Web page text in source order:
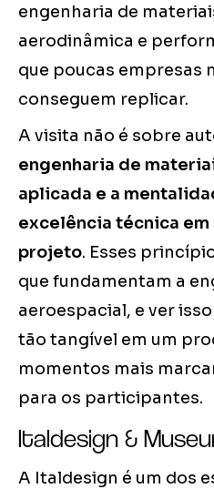
engenharia de
aerodinâmica e
que poucas empresas
conseguem replicar.
A visita não é sobre
engenharia de
aplicada e a
excelência técnica
projeto. Esses
que fundamentam a
aeroespacial, e ver
tão tangível em um
momentos mais
para os participantes.
Italdesign &
A Italdesign é um dos